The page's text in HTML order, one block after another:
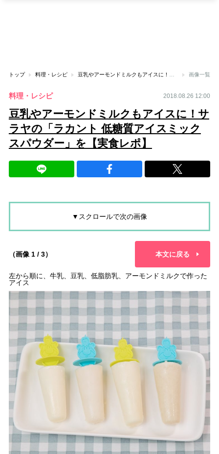
トップ 料理・レシピ 画像一覧
料理・レシピ 2018.08.26 12:00
豆乳やアーモンドミルクもアイスに！サ
ラヤの「ラカント 低糖質アイスミック
スパウダー」を【実食レポ】
▼スクロールで次の画像
（画像 1 / 3） 本文に戻る
左から順に、牛乳、豆乳、低脂肪乳、アーモンドミルクで作った
アイス